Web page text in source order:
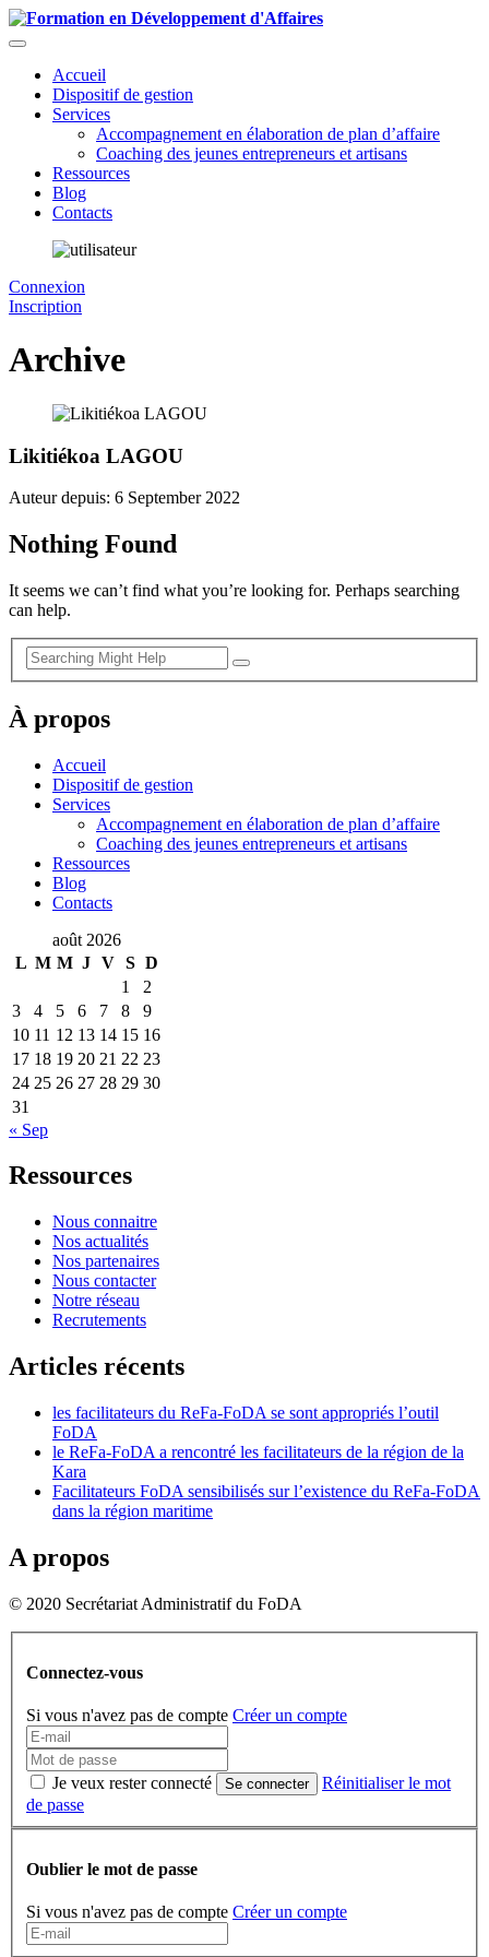
Accueil
Dispositif de gestion
Services
Accompagnement en élaboration de plan d’affaire
Coaching des jeunes entrepreneurs et artisans
Ressources
Blog
Contacts
Connexion
Inscription
Archive
Likitiékoa LAGOU
Auteur depuis: 6 September 2022
Nothing Found
It seems we can’t find what you’re looking for. Perhaps searching
can help.
À propos
Accueil
Dispositif de gestion
Services
Accompagnement en élaboration de plan d’affaire
Coaching des jeunes entrepreneurs et artisans
Ressources
Blog
Contacts
août 2026
L M M J V S D
1
2
3
4 5 6 7 8
9
10 11 12 13 14 15 16
17 18 19 20 21 22 23
24 25 26 27 28 29 30
31
« Sep
Ressources
Nous connaitre
Nos actualités
Nos partenaires
Nous contacter
Notre réseau
Recrutements
Articles récents
les facilitateurs du ReFa-FoDA se sont appropriés l’outil
FoDA
le ReFa-FoDA a rencontré les facilitateurs de la région de la
Kara
Facilitateurs FoDA sensibilisés sur l’existence du ReFa-FoDA
dans la région maritime
A propos
© 2020 Secrétariat Administratif du FoDA
Connectez-vous
Si vous n'avez pas de compte Créer un compte
Je veux rester connecté Se connecter
Réinitialiser le mot
de passe
Oublier le mot de passe
Si vous n'avez pas de compte Créer un compte